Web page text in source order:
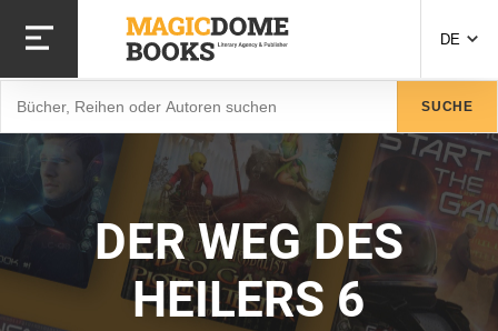
zum
Inhalt
DE
SUCHE
DER WEG DES
HEILERS 6